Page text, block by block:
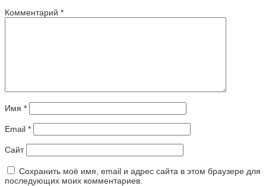
Комментарий *
Имя *
Email *
Сайт
Сохранить моё имя, email и адрес сайта в этом браузере для
последующих моих комментариев.